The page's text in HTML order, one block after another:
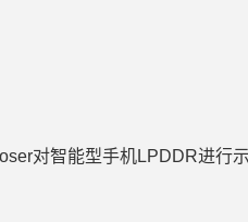
对智能型手机LPDDR进行